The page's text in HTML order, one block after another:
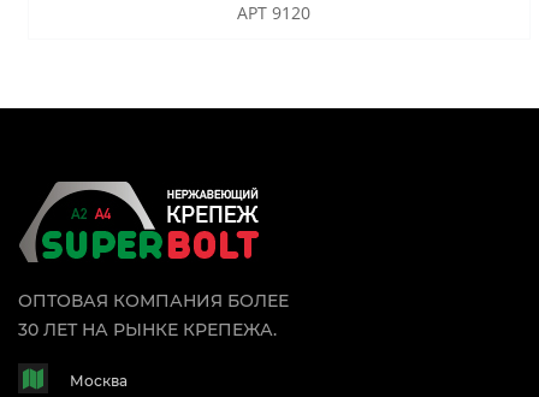
АРТ 9120
ОПТОВАЯ КОМПАНИЯ БОЛЕЕ
30 ЛЕТ НА РЫНКЕ КРЕПЕЖА.
Москва